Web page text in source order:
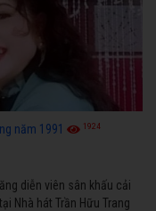
năm 1991 1924
diễn viên sân khấu cải
Nhà hát Trần Hữu Trang